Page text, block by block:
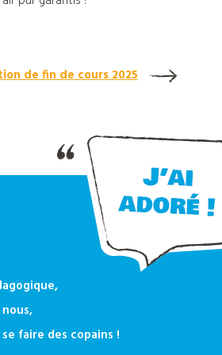
de fin de cours 2025
faire des copains !